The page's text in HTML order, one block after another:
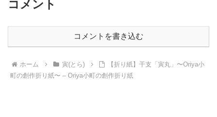
コメント
コメントを書き込む
ホーム 寅(とら)
【折り紙】干支「寅丸」〜Oriya小
町の創作折り紙〜 – Oriya小町の創作折り紙